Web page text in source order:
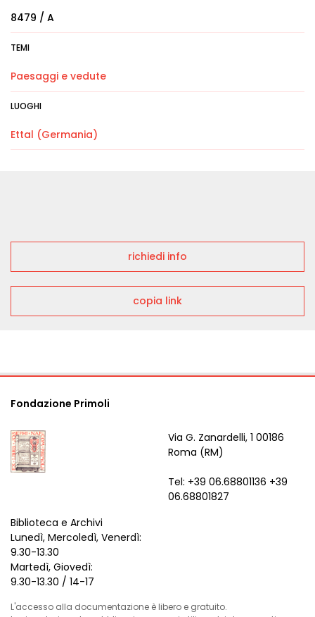
8479 / A
TEMI
Paesaggi e vedute
LUOGHI
Ettal (Germania)
richiedi info
copia link
Fondazione Primoli
Via G. Zanardelli, 1 00186
Roma (RM)
Tel: +39 06.68801136 +39
06.68801827
Biblioteca e Archivi
Lunedì, Mercoledì, Venerdì:
9.30-13.30
Martedì, Giovedì:
9.30-13.30 / 14-17
L'accesso alla documentazione è libero e gratuito.